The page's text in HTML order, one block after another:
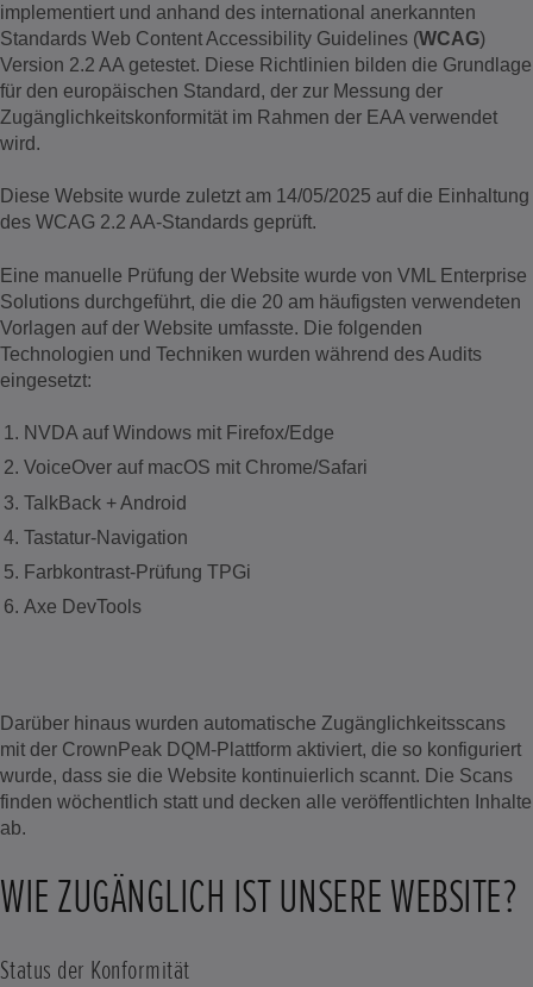
implementiert und anhand des international anerkannten
Standards Web Content Accessibility Guidelines (WCAG)
Version 2.2 AA getestet. Diese Richtlinien bilden die Grundlage
für den europäischen Standard, der zur Messung der
Zugänglichkeitskonformität im Rahmen der EAA verwendet
wird.
Diese Website wurde zuletzt am 14/05/2025 auf die Einhaltung
des WCAG 2.2 AA-Standards geprüft.
Eine manuelle Prüfung der Website wurde von VML Enterprise
Solutions durchgeführt, die die 20 am häufigsten verwendeten
Vorlagen auf der Website umfasste. Die folgenden
Technologien und Techniken wurden während des Audits
eingesetzt:
NVDA auf Windows mit Firefox/Edge
VoiceOver auf macOS mit Chrome/Safari
TalkBack + Android
Tastatur-Navigation
Farbkontrast-Prüfung TPGi
Axe DevTools
Darüber hinaus wurden automatische Zugänglichkeitsscans
mit der CrownPeak DQM-Plattform aktiviert, die so konfiguriert
wurde, dass sie die Website kontinuierlich scannt. Die Scans
finden wöchentlich statt und decken alle veröffentlichten Inhalte
ab.
WIE ZUGÄNGLICH IST UNSERE WEBSITE?
Status der Konformität